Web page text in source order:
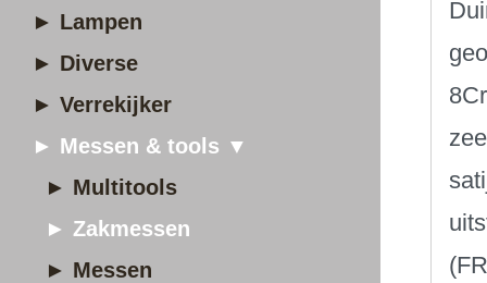
► Lampen
► Diverse
► Verrekijker
► Messen & tools ▼
► Multitools
► Zakmessen
► Messen